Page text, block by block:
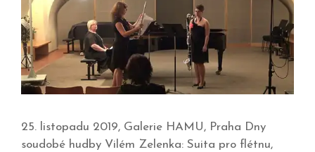
25. listopadu 2019, Galerie HAMU, Praha Dny
soudobé hudby Vilém Zelenka: Suita pro flétnu,